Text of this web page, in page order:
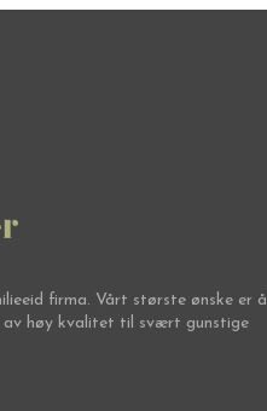
firma. Vårt største ønske er å
av høy kvalitet til svært gunstige